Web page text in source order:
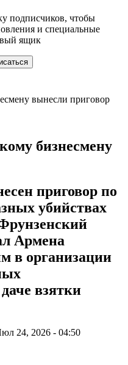
подписчиков, чтобы
и специальные
ящик
бизнесмену
приговор по
убийствах
Армена
в организации
взятки
24, 2026 - 04:50